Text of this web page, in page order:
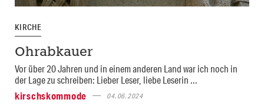
KIRCHE
Ohrabkauer
Vor über 20 Jahren und in einem anderen Land war ich noch in
der Lage zu schreiben: Lieber Leser, liebe Leserin ...
kirschskommode
04.06.2024